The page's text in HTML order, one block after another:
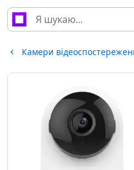
Камери